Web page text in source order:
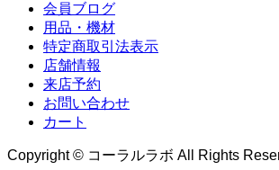
会員ブログ
用品・機材
特定商取引法表示
店舗情報
来店予約
お問い合わせ
カート
Copyright © コーラルラボ All Rights